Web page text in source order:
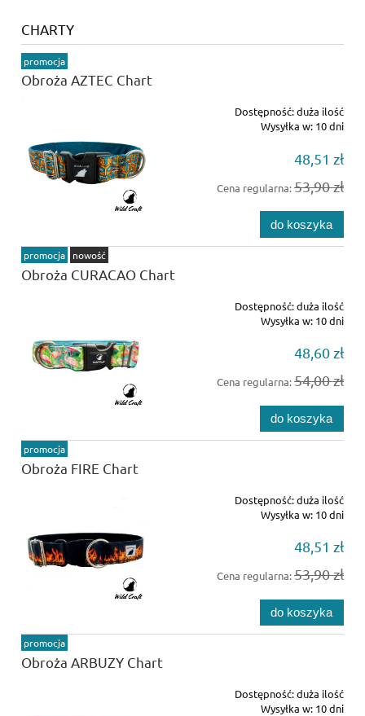
CHARTY
Obroża AZTEC Chart
Dostępność:duża ilość
Wysyłka w: 10 dni
48,51 zł
Cena regularna:53,90 zł
do koszyka
promocja
Obroża CURACAO Chart
Dostępność:duża ilość
Wysyłka w: 10 dni
48,60 zł
Cena regularna:54,00 zł
do koszyka
promocja nowość
Obroża FIRE Chart
Dostępność:duża ilość
Wysyłka w: 10 dni
48,51 zł
Cena regularna:53,90 zł
do koszyka
promocja
Obroża ARBUZY Chart
Dostępność:duża ilość
Wysyłka w: 10 dni
promocja